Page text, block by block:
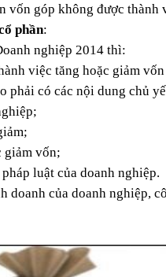
vốn góp không được thành
phần:
nghiệp 2014 thì:
việc tăng hoặc giảm
phải có các nội dung chủ
giảm vốn;
luật của doanh nghiệp.
doanh của doanh nghiệp,